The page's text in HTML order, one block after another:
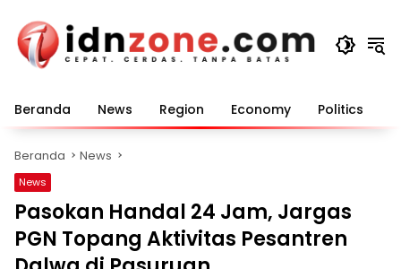
konten
Beranda News Region Economy Politics
Beranda News
News
Pasokan Handal 24 Jam, Jargas
PGN Topang Aktivitas Pesantren